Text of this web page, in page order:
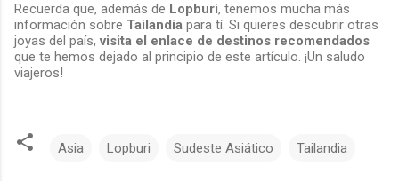
Recuerda que, además de Lopburi, tenemos mucha más
información sobre Tailandia para tí. Si quieres descubrir otras
joyas del país,visita el enlace de destinos recomendados
que te hemos dejado al principio de este artículo. ¡Un saludo
viajeros!
Asia Lopburi Sudeste Asiático Tailandia